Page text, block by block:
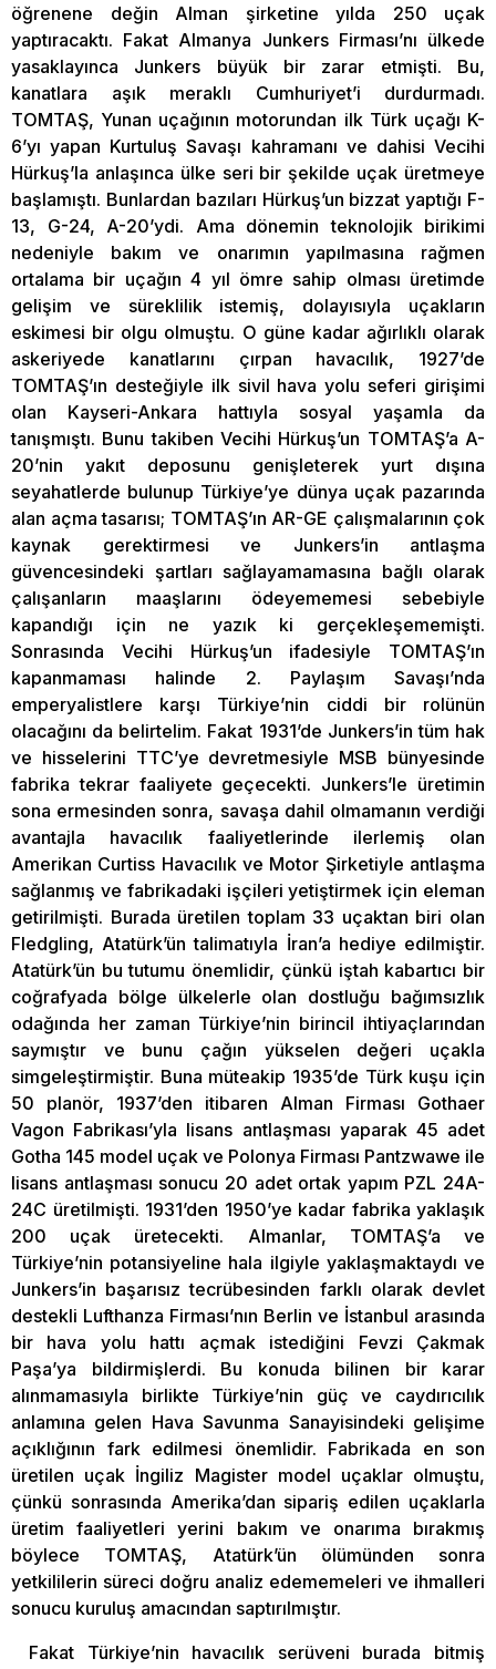
öğrenene değin Alman şirketine yılda 250 uçak
yaptıracaktı. Fakat Almanya Junkers Firması’nı ülkede
yasaklayınca Junkers büyük bir zarar etmişti. Bu,
kanatlara aşık meraklı Cumhuriyet’i durdurmadı.
TOMTAŞ, Yunan uçağının motorundan ilk Türk uçağı K-
6’yı yapan Kurtuluş Savaşı kahramanı ve dahisi Vecihi
Hürkuş’la anlaşınca ülke seri bir şekilde uçak üretmeye
başlamıştı. Bunlardan bazıları Hürkuş’un bizzat yaptığı F-
13, G-24, A-20’ydi. Ama dönemin teknolojik birikimi
nedeniyle bakım ve onarımın yapılmasına rağmen
ortalama bir uçağın 4 yıl ömre sahip olması üretimde
gelişim ve süreklilik istemiş, dolayısıyla uçakların
eskimesi bir olgu olmuştu. O güne kadar ağırlıklı olarak
askeriyede kanatlarını çırpan havacılık, 1927’de
TOMTAŞ’ın desteğiyle ilk sivil hava yolu seferi girişimi
olan Kayseri-Ankara hattıyla sosyal yaşamla da
tanışmıştı. Bunu takiben Vecihi Hürkuş’un TOMTAŞ’a A-
20’nin yakıt deposunu genişleterek yurt dışına
seyahatlerde bulunup Türkiye’ye dünya uçak pazarında
alan açma tasarısı; TOMTAŞ’ın AR-GE çalışmalarının çok
kaynak gerektirmesi ve Junkers’in antlaşma
güvencesindeki şartları sağlayamamasına bağlı olarak
çalışanların maaşlarını ödeyememesi sebebiyle
kapandığı için ne yazık ki gerçekleşememişti.
Sonrasında Vecihi Hürkuş’un ifadesiyle TOMTAŞ’ın
kapanmaması halinde 2. Paylaşım Savaşı’nda
emperyalistlere karşı Türkiye’nin ciddi bir rolünün
olacağını da belirtelim. Fakat 1931’de Junkers’in tüm hak
ve hisselerini TTC’ye devretmesiyle MSB bünyesinde
fabrika tekrar faaliyete geçecekti. Junkers’le üretimin
sona ermesinden sonra, savaşa dahil olmamanın verdiği
avantajla havacılık faaliyetlerinde ilerlemiş olan
Amerikan Curtiss Havacılık ve Motor Şirketiyle antlaşma
sağlanmış ve fabrikadaki işçileri yetiştirmek için eleman
getirilmişti. Burada üretilen toplam 33 uçaktan biri olan
Fledgling, Atatürk’ün talimatıyla İran’a hediye edilmiştir.
Atatürk’ün bu tutumu önemlidir, çünkü iştah kabartıcı bir
coğrafyada bölge ülkelerle olan dostluğu bağımsızlık
odağında her zaman Türkiye’nin birincil ihtiyaçlarından
saymıştır ve bunu çağın yükselen değeri uçakla
simgeleştirmiştir. Buna müteakip 1935’de Türk kuşu için
50 planör, 1937’den itibaren Alman Firması Gothaer
Vagon Fabrikası’yla lisans antlaşması yaparak 45 adet
Gotha 145 model uçak ve Polonya Firması Pantzwawe ile
lisans antlaşması sonucu 20 adet ortak yapım PZL 24A-
24C üretilmişti. 1931’den 1950’ye kadar fabrika yaklaşık
200 uçak üretecekti. Almanlar, TOMTAŞ’a ve
Türkiye’nin potansiyeline hala ilgiyle yaklaşmaktaydı ve
Junkers’in başarısız tecrübesinden farklı olarak devlet
destekli Lufthanza Firması’nın Berlin ve İstanbul arasında
bir hava yolu hattı açmak istediğini Fevzi Çakmak
Paşa’ya bildirmişlerdi. Bu konuda bilinen bir karar
alınmamasıyla birlikte Türkiye’nin güç ve caydırıcılık
anlamına gelen Hava Savunma Sanayisindeki gelişime
açıklığının fark edilmesi önemlidir. Fabrikada en son
üretilen uçak İngiliz Magister model uçaklar olmuştu,
çünkü sonrasında Amerika’dan sipariş edilen uçaklarla
üretim faaliyetleri yerini bakım ve onarıma bırakmış
böylece TOMTAŞ, Atatürk’ün ölümünden sonra
yetkililerin süreci doğru analiz edememeleri ve ihmalleri
sonucu kuruluş amacından saptırılmıştır.
Fakat Türkiye’nin havacılık serüveni burada bitmiş